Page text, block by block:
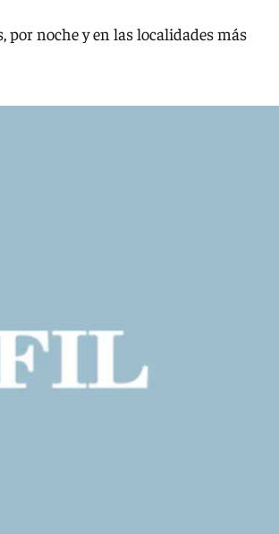
por noche y en las localidades más